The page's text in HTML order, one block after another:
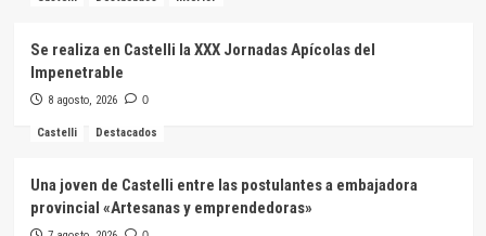
Se realiza en Castelli la XXX Jornadas Apícolas del
Impenetrable
8 agosto, 2026 0
Castelli Destacados
Una joven de Castelli entre las postulantes a embajadora
provincial «Artesanas y emprendedoras»